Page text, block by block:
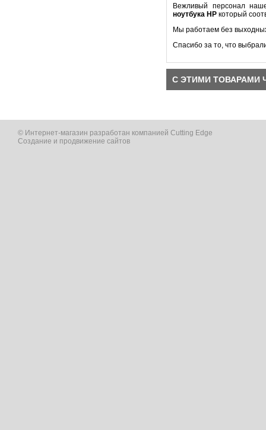
Вежливый персонал
ноутбука HP который
Мы работаем без
Спасибо за то, что
С ЭТИМИ ТОВАРАМИ
© Интернет-магазин разработан компанией Cutting Edge
Создание и продвижение сайтов